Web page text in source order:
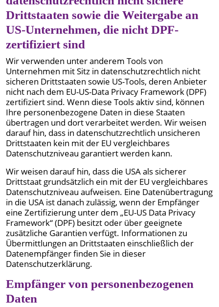
Drittstaaten sowie die Weitergabe an
US-Unternehmen, die nicht DPF-
zertifiziert sind
Wir verwenden unter anderem Tools von
Unternehmen mit Sitz in datenschutzrechtlich nicht
sicheren Drittstaaten sowie US-Tools, deren Anbieter
nicht nach dem EU-US-Data Privacy Framework (DPF)
zertifiziert sind. Wenn diese Tools aktiv sind, können
Ihre personenbezogene Daten in diese Staaten
übertragen und dort verarbeitet werden. Wir weisen
darauf hin, dass in datenschutzrechtlich unsicheren
Drittstaaten kein mit der EU vergleichbares
Datenschutzniveau garantiert werden kann.
Wir weisen darauf hin, dass die USA als sicherer
Drittstaat grundsätzlich ein mit der EU vergleichbares
Datenschutzniveau aufweisen. Eine Datenübertragung
in die USA ist danach zulässig, wenn der Empfänger
eine Zertifizierung unter dem „EU-US Data Privacy
Framework“ (DPF) besitzt oder über geeignete
zusätzliche Garantien verfügt. Informationen zu
Übermittlungen an Drittstaaten einschließlich der
Datenempfänger finden Sie in dieser
Datenschutzerklärung.
Empfänger von personenbezogenen
Daten